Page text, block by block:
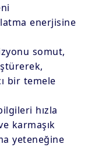
enerjisine
somut,
bir temele
hızla
karmaşık
yeteneğine